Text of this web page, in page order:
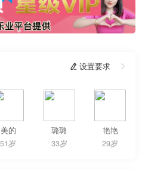
 设置要求 
美的
51岁
璐璐
33岁
艳艳
29岁